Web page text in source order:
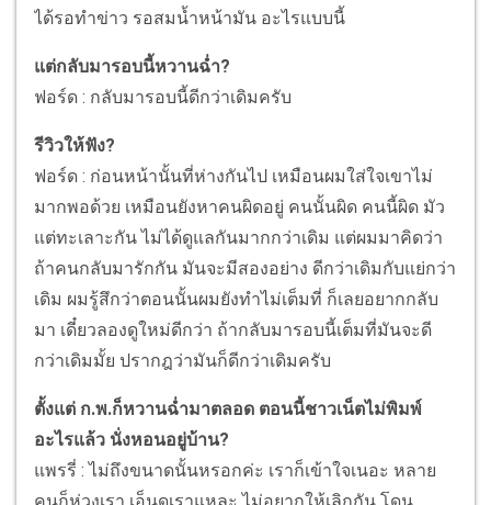
ได้รอทำข่าว รอสมน้ำหน้ามัน อะไรแบบนี้
แต่กลับมารอบนี้หวานฉ่ำ?
ฟอร์ด : กลับมารอบนี้ดีกว่าเดิมครับ
รีวิวให้ฟัง?
ฟอร์ด : ก่อนหน้านั้นที่ห่างกันไป เหมือนผมใส่ใจเขาไม่
มากพอด้วย เหมือนยังหาคนผิดอยู่ คนนั้นผิด คนนี้ผิด มัว
แต่ทะเลาะกัน ไม่ได้ดูแลกันมากกว่าเดิม แต่ผมมาคิดว่า
ถ้าคนกลับมารักกัน มันจะมีสองอย่าง ดีกว่าเดิมกับแย่กว่า
เดิม ผมรู้สึกว่าตอนนั้นผมยังทำไม่เต็มที่ ก็เลยอยากกลับ
มา เดี๋ยวลองดูใหม่ดีกว่า ถ้ากลับมารอบนี้เต็มที่มันจะดี
กว่าเดิมมั้ย ปรากฎว่ามันก็ดีกว่าเดิมครับ
ตั้งแต่ ก.พ.ก็หวานฉ่ำมาตลอด ตอนนี้ชาวเน็ตไม่พิมพ์
อะไรแล้ว นั่งหอนอยู่บ้าน?
แพรรี่ : ไม่ถึงขนาดนั้นหรอกค่ะ เราก็เข้าใจเนอะ หลาย